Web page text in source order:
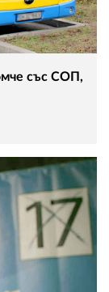
със СОП,